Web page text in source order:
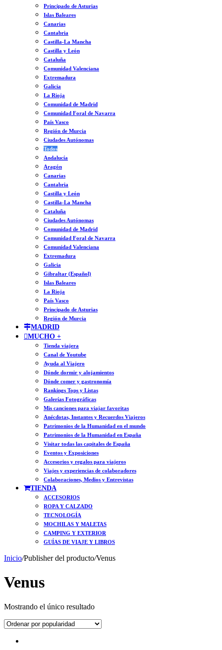
Principado de Asturias
Islas Baleares
Canarias
Cantabria
Castilla-La Mancha
Castilla y León
Cataluña
Comunidad Valenciana
Extremadura
Galicia
La Rioja
Comunidad de Madrid
Comunidad Foral de Navarra
País Vasco
Región de Murcia
Ciudades Autónomas
Todos
Andalucía
Aragón
Canarias
Cantabria
Castilla y León
Castilla-La Mancha
Cataluña
Ciudades Autónomas
Comunidad de Madrid
Comunidad Foral de Navarra
Comunidad Valenciana
Extremadura
Galicia
Gibraltar (Español)
Islas Baleares
La Rioja
País Vasco
Principado de Asturias
Región de Murcia
MADRID
MUCHO +
Tienda viajera
Canal de Youtube
Ayuda al Viajero
Dónde dormir y alojamientos
Dónde comer y gastronomía
Rankings Tops y Listas
Galerías Fotográficas
Mis canciones para viajar favoritas
Anécdotas, Instantes y Recuerdos Viajeros
Patrimonios de la Humanidad en el mundo
Patrimonios de la Humanidad en España
Visitar todas las capitales de España
Eventos y Exposiciones
Accesorios y regalos para viajeros
Viajes y experiencias de colaboradores
Colaboraciones, Medios y Entrevistas
TIENDA
ACCESORIOS
ROPA Y CALZADO
TECNOLOGÍA
MOCHILAS Y MALETAS
CAMPING Y EXTERIOR
GUÍAS DE VIAJE Y LIBROS
Inicio/Publisher del producto/Venus
Venus
Mostrando el único resultado